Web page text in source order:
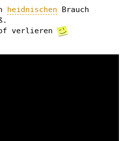
heidnischen Brauch
verlieren